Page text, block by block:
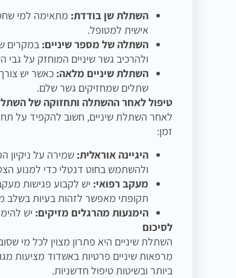
השתלת שן בודדת: מתאימה למי
אישית למטופל.
השתלה של מספר שיניים: במקרים
ולהרכיב גשר שיניים המוחזק על גבי
השתלת שיניים מלאה:
שתלים שמחזיקים גשר שלם.
טיפול לאחר ההשתלה ותחזוקה של
לאחר השתלת שיניים, חשוב להקפיד על
זמן:
היגיינה אוראלית: שמירה על ניקיון
ולהשתמש בחוט דנטלי כדי למנוע
מעקב רפואי: יש לקבוע פגישות
תקופתי מאפשר לזהות בעיות בשלב
הימנעות מהרגלים מזיקים: יש
לסיכום
השתלת שיניים היא פתרון מצוין לכל מי
מרפאות שיניים פרטיות באשדוד מציעות
ביותר ובשיטות טיפול חדשניות.